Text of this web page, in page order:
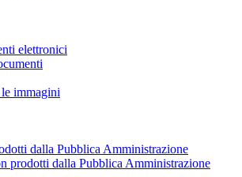
elettronici
immagini
dalla Pubblica Amministrazione
prodotti dalla Pubblica Amministrazione